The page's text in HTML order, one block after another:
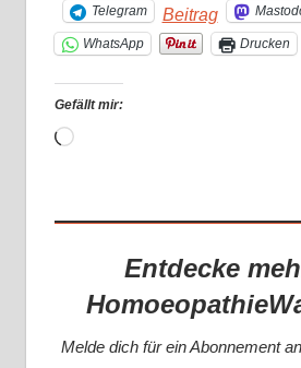
Telegram Beitrag
WhatsApp Drucken
Gefällt mir:
Wird
Entdecke
Melde dich für ein Abonnement